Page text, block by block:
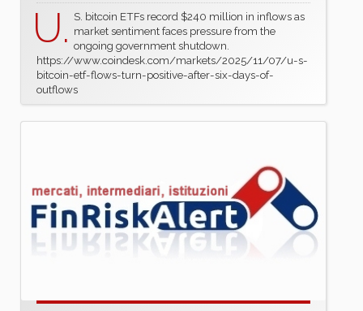
U. S. bitcoin ETFs record $240 million in inflows as
market sentiment faces pressure from the
ongoing government shutdown.
https://www.coindesk.com/markets/2025/11/07/u-s-
bitcoin-etf-flows-turn-positive-after-six-days-of-
outflows